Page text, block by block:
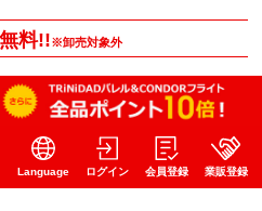
料!!※卸売対象外
Language ログイン 会員登録 業販登録